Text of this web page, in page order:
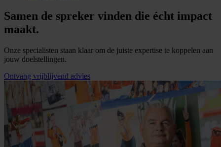
Samen de spreker vinden die écht impact
maakt.
Onze specialisten staan klaar om de juiste expertise te koppelen aan
jouw doelstellingen.
Ontvang vrijblijvend advies